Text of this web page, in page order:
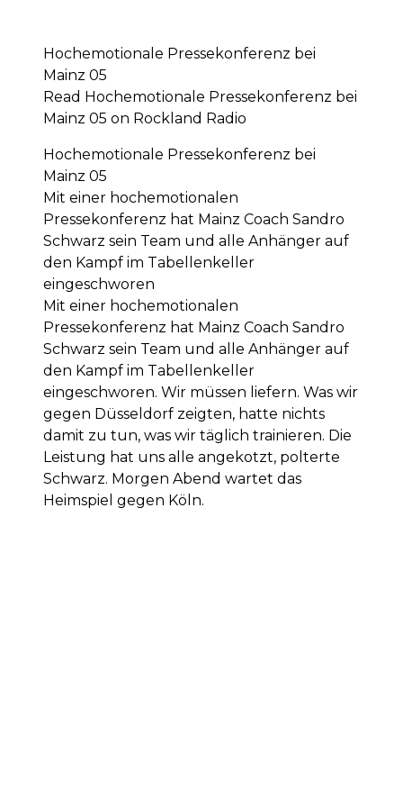
Hochemotionale Pressekonferenz bei
Mainz 05
Read Hochemotionale Pressekonferenz bei
Mainz 05 on Rockland Radio
Hochemotionale Pressekonferenz bei
Mainz 05
Mit einer hochemotionalen
Pressekonferenz hat Mainz Coach Sandro
Schwarz sein Team und alle Anhänger auf
den Kampf im Tabellenkeller
eingeschworen
Mit einer hochemotionalen
Pressekonferenz hat Mainz Coach Sandro
Schwarz sein Team und alle Anhänger auf
den Kampf im Tabellenkeller
eingeschworen. Wir müssen liefern. Was wir
gegen Düsseldorf zeigten, hatte nichts
damit zu tun, was wir täglich trainieren. Die
Leistung hat uns alle angekotzt, polterte
Schwarz. Morgen Abend wartet das
Heimspiel gegen Köln.